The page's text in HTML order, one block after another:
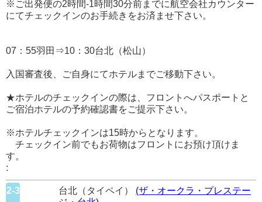
※ご出発便の2時間-1時間30分前までに航空会社カウンター
にてチェックインのお手続きをお済ませ下さい。
07：55羽田⇒10：30台北（松山）
入国審査後、ご自身にてホテルまでご移動下さい。
★ホテルのチェックインの際は、フロントへパスポートと
ご宿泊ホテルの予約確認書をご提示下さい。
※ホテルチェックインは15時からとなります。
チェックイン前でもお荷物はフロントにお預け頂けま
す。
:
2-3 台北（タイペイ） (ザ・オークラ・プレステー